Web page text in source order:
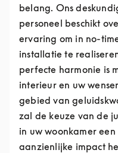
belang. Ons
personeel beschikt
ervaring om in no-
installatie te
perfecte harmonie is
interieur en uw
gebied van
zal de keuze van de
in uw woonkamer een
aanzienlijke impact